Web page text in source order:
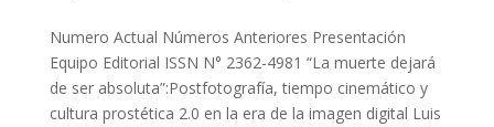
Numero Actual Números Anteriores Presentación
Equipo Editorial ISSN N° 2362-4981 “La muerte dejará
de ser absoluta”:Postfotografía, tiempo cinemático y
cultura prostética 2.0 en la era de la imagen digital Luis